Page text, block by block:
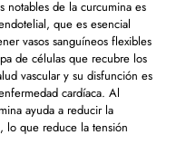
notables de la curcumina es
que es esencial
vasos sanguíneos flexibles
de células que recubre los
vascular y su disfunción es
cardíaca. Al
ayuda a reducir la
lo que reduce la tensión